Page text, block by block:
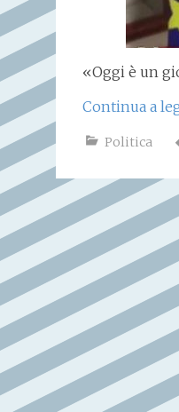
«Oggi è un
Continua a
Politica